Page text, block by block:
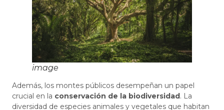
image
Además, los montes públicos desempeñan un papel
crucial en la conservación de la biodiversidad. La
diversidad de especies animales y vegetales que habitan